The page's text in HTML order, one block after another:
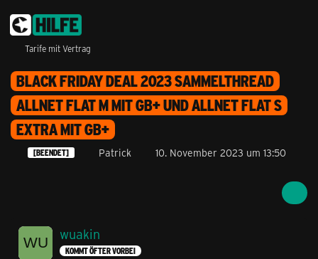
Tarife mit Vertrag
BLACK FRIDAY DEAL 2023 SAMMELTHREAD
ALLNET FLAT M MIT GB+ UND ALLNET FLAT S
EXTRA MIT GB+
[BEENDET] Patrick 10. November 2023 um 13:50
wuakin
KOMMT ÖFTER VORBEI